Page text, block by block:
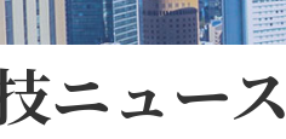
技ニュース